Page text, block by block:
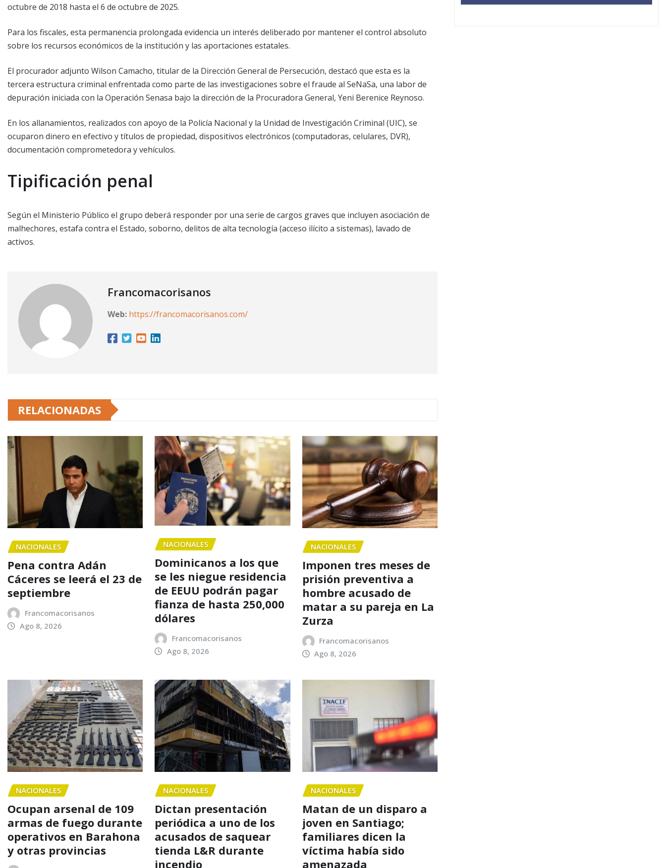
octubre de 2018 hasta el 6 de octubre de 2025.
Para los fiscales, esta permanencia prolongada evidencia un interés deliberado por mantener el control absoluto
sobre los recursos económicos de la institución y las aportaciones estatales.
El procurador adjunto Wilson Camacho, titular de la Dirección General de Persecución, destacó que esta es la
tercera estructura criminal enfrentada como parte de las investigaciones sobre el fraude al SeNaSa, una labor de
depuración iniciada con la Operación Senasa bajo la dirección de la Procuradora General, Yeni Berenice Reynoso.
En los allanamientos, realizados con apoyo de la Policía Nacional y la Unidad de Investigación Criminal (UIC), se
ocuparon dinero en efectivo y títulos de propiedad, dispositivos electrónicos (computadoras, celulares, DVR),
documentación comprometedora y vehículos.
Tipificación penal
Según el Ministerio Público el grupo deberá responder por una serie de cargos graves que incluyen asociación de
malhechores, estafa contra el Estado, soborno, delitos de alta tecnología (acceso ilícito a sistemas), lavado de
activos.
Francomacorisanos
Web: https://francomacorisanos.com/
RELACIONADAS
NACIONALES
Pena contra Adán
Cáceres se leerá el 23 de
septiembre
Francomacorisanos
Ago 8, 2026
NACIONALES
Dominicanos a los que
se les niegue residencia
de EEUU podrán pagar
fianza de hasta 250,000
dólares
Francomacorisanos
Ago 8, 2026
NACIONALES
Imponen tres meses de
prisión preventiva a
hombre acusado de
matar a su pareja en La
Zurza
Francomacorisanos
Ago 8, 2026
NACIONALES
Ocupan arsenal de 109
armas de fuego durante
operativos en Barahona
y otras provincias
NACIONALES
Dictan presentación
periódica a uno de los
acusados de saquear
tienda L&R durante
incendio
NACIONALES
Matan de un disparo a
joven en Santiago;
familiares dicen la
víctima había sido
amenazada